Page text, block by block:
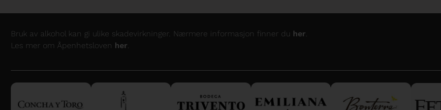
Bruk av alkohol kan gi ulike skadevirkninger. Nærmere informasjon finner du her.
Les mer om Åpenhetsloven her.